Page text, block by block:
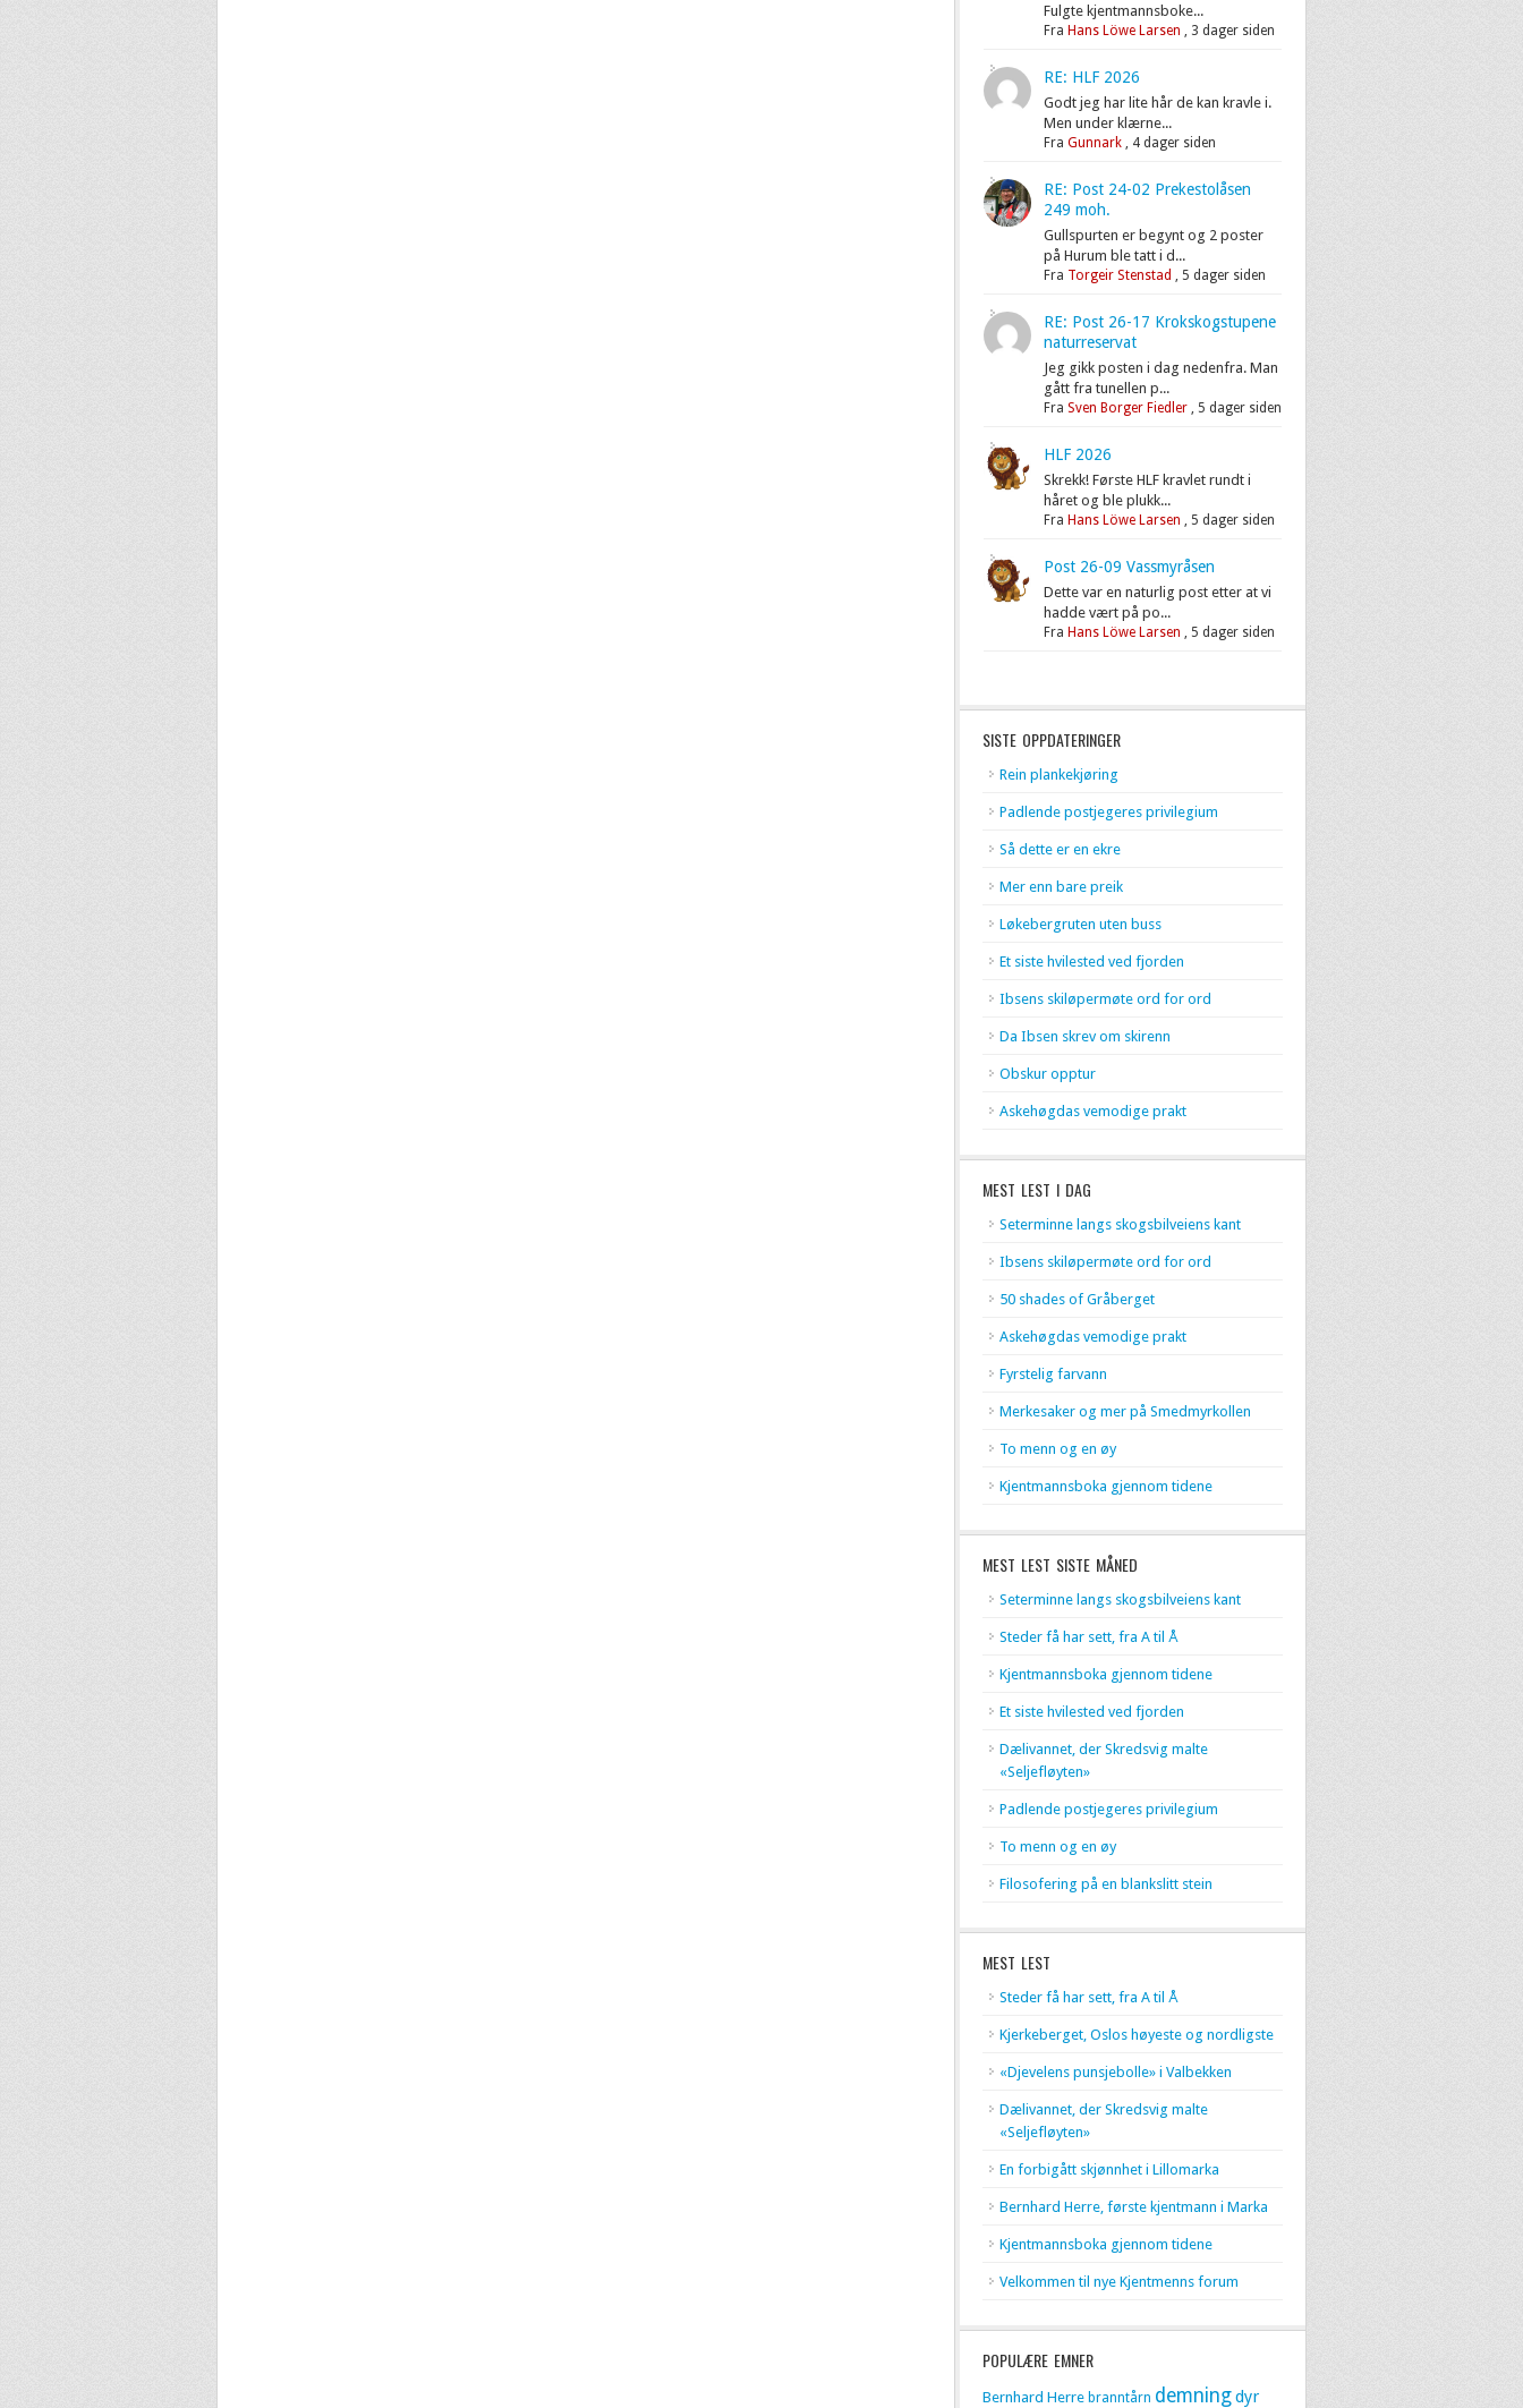
Fulgte kjentmannsboke...
Fra Hans Löwe Larsen , 3 dager siden
RE: HLF 2026
Godt jeg har lite hår de kan kravle i.
Men under klærne...
Fra Gunnark, 4 dager siden
RE: Post 24-02 Prekestolåsen
249 moh.
Gullspurten er begynt og 2 poster
på Hurum ble tatt i d...
Fra Torgeir Stenstad , 5 dager siden
RE: Post 26-17 Krokskogstupene
naturreservat
Jeg gikk posten i dag nedenfra. Man
gått fra tunellen p...
Fra Sven Borger Fiedler, 5 dager siden
HLF 2026
Skrekk! Første HLF kravlet rundt i
håret og ble plukk...
Fra Hans Löwe Larsen , 5 dager siden
Post 26-09 Vassmyråsen
Dette var en naturlig post etter at vi
hadde vært på po...
Fra Hans Löwe Larsen , 5 dager siden
SISTE OPPDATERINGER
Rein plankekjøring
Padlende postjegeres privilegium
Så dette er en ekre
Mer enn bare preik
Løkebergruten uten buss
Et siste hvilested ved fjorden
Ibsens skiløpermøte ord for ord
Da Ibsen skrev om skirenn
Obskur opptur
Askehøgdas vemodige prakt
MEST LEST I DAG
Seterminne langs skogsbilveiens kant
Ibsens skiløpermøte ord for ord
50 shades of Gråberget
Askehøgdas vemodige prakt
Fyrstelig farvann
Merkesaker og mer på Smedmyrkollen
To menn og en øy
Kjentmannsboka gjennom tidene
MEST LEST SISTE MÅNED
Seterminne langs skogsbilveiens kant
Steder få har sett, fra A til Å
Kjentmannsboka gjennom tidene
Et siste hvilested ved fjorden
Dælivannet, der Skredsvig malte
«Seljefløyten»
Padlende postjegeres privilegium
To menn og en øy
Filosofering på en blankslitt stein
MEST LEST
Steder få har sett, fra A til Å
Kjerkeberget, Oslos høyeste og nordligste
«Djevelens punsjebolle» i Valbekken
Dælivannet, der Skredsvig malte
«Seljefløyten»
En forbigått skjønnhet i Lillomarka
Bernhard Herre, første kjentmann i Marka
Kjentmannsboka gjennom tidene
Velkommen til nye Kjentmenns forum
POPULÆRE EMNER
Bernhard Herre branntårn demningdyr